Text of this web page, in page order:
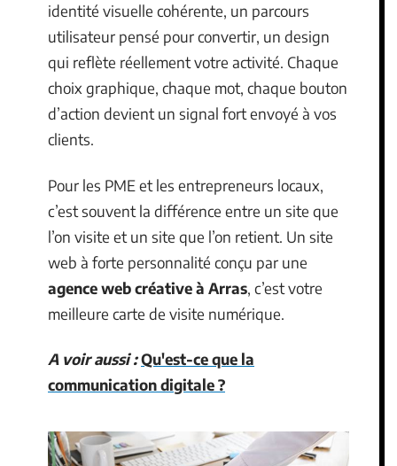
identité visuelle cohérente, un parcours
utilisateur pensé pour convertir, un design
qui reflète réellement votre activité. Chaque
choix graphique, chaque mot, chaque bouton
d’action devient un signal fort envoyé à vos
clients.
Pour les PME et les entrepreneurs locaux,
c’est souvent la différence entre un site que
l’on visite et un site que l’on retient. Un site
web à forte personnalité conçu par une
agence web créative à Arras, c’est votre
meilleure carte de visite numérique.
A voir aussi :Qu'est-ce que la
communication digitale ?